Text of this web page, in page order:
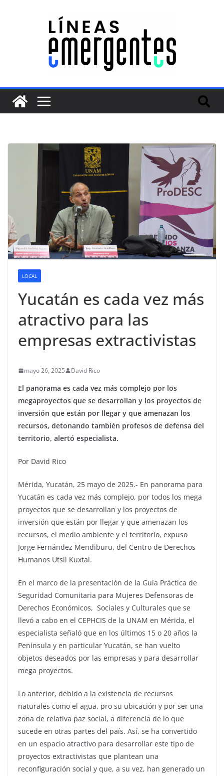
LOCAL
Yucatán es cada vez más
atractivo para las
empresas extractivistas
mayo 26, 2025 David Rico
El panorama es cada vez más complejo por los
megaproyectos que se desarrollan y los proyectos de
inversión que están por llegar y que amenazan los
recursos, detonando también profesos de defensa del
territorio, alertó especialista.
Por David Rico
Mérida, Yucatán, 25 mayo de 2025.- En panorama para
Yucatán es cada vez más complejo, por todos los mega
proyectos que se desarrollan y los proyectos de
inversión que están por llegar y que amenazan los
recursos, el medio ambiente y el territorio, expuso
Jorge Fernández Mendiburu, del Centro de Derechos
Humanos Utsil Kuxtal.
En el marco de la presentación de la Guía Práctica de
Seguridad Comunitaria para Mujeres Defensoras de
Derechos Económicos, Sociales y Culturales que se
llevó a cabo en el CEPHCIS de la UNAM en Mérida, el
especialista señaló que en los últimos 15 o 20 años la
Península y en particular Yucatán, se han vuelto
objetos deseados por las empresas y para desarrollar
mega proyectos.
Lo anterior, debido a la existencia de recursos
naturales como el agua, pro su ubicación y por ser una
zona de relativa paz social, a diferencia de lo que
sucede en otras partes del país. Así, se ha convertido
en un espacio atractivo para desarrollar este tipo de
proyectos extractivistas que plantean una
reconfiguración social y que, a su vez, han generado un